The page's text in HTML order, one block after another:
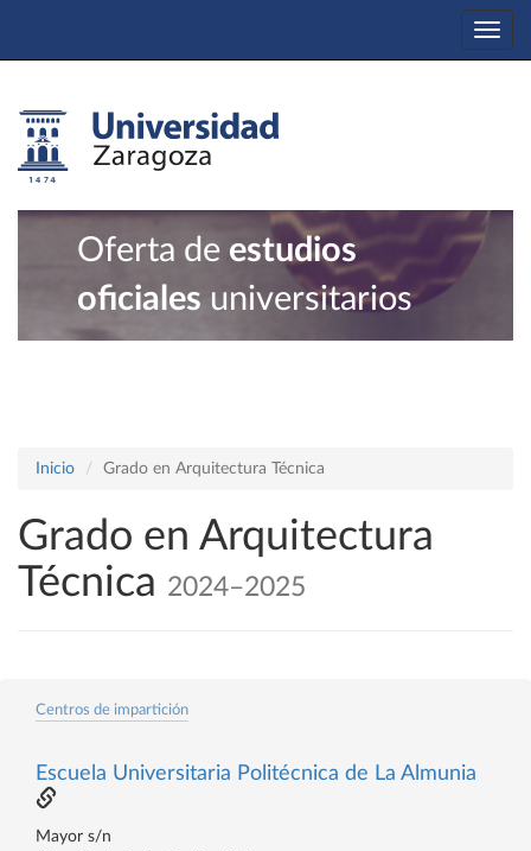
Oferta de estudios
oficiales universitarios
Inicio Grado en Arquitectura Técnica
Grado en Arquitectura
Técnica 2024–2025
Centros de impartición
Escuela Universitaria Politécnica de La Almunia
Mayor s/n